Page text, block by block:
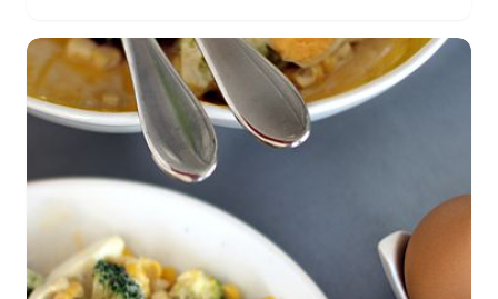
–
SPRAWDZONY